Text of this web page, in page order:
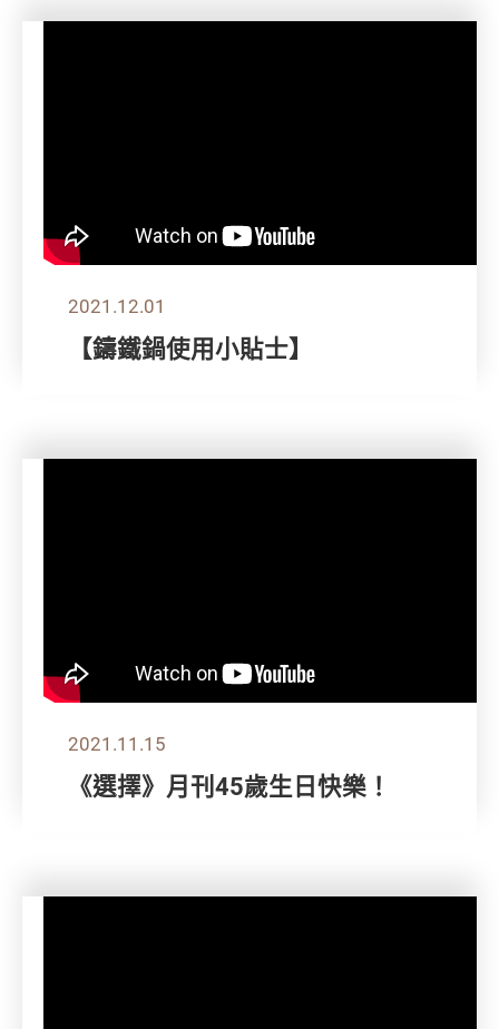
2021.12.01
【鑄鐵鍋使用小貼士】
2021.11.15
《選擇》月刊45歲生日快樂！